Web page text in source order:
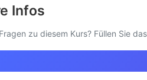
Infos
zu diesem Kurs? Füllen Sie